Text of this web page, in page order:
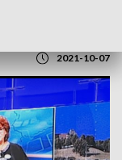
2021-10-07